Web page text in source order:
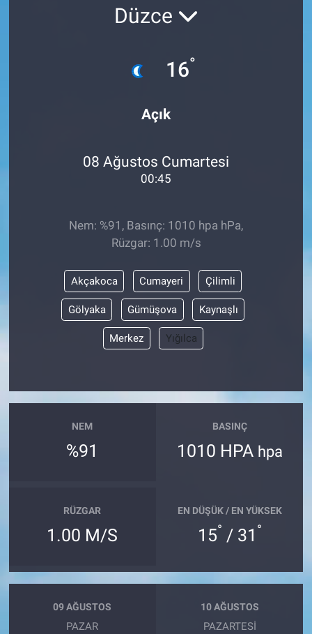
Düzce
16°
Açık
08 Ağustos Cumartesi
00:45
Nem: %91, Basınç: 1010 hpa hPa,
Rüzgar: 1.00 m/s
Akçakoca Cumayeri Çilimli
Gölyaka Gümüşova Kaynaşlı
Merkez Yığılca
NEM
%91
BASINÇ
1010 HPA hpa
RÜZGAR
1.00 M/S
EN DÜŞÜK / EN YÜKSEK
15° / 31 °
09 AĞUSTOS
PAZAR
10 AĞUSTOS
PAZARTESI